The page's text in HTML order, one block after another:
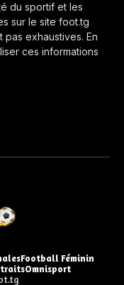
du sportif et les
sur le site foot.tg
exhaustives. En
ces informations
Football Féminin
Omnisport